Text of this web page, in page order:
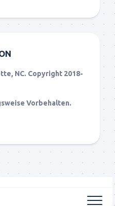
NC. Copyright 2018-
Vorbehalten.